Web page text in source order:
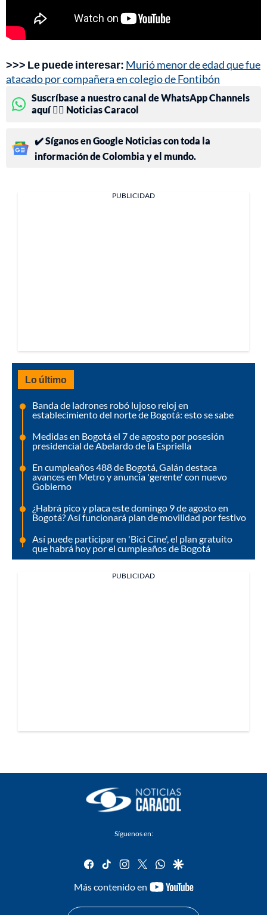
>>> Le puede interesar: Murió menor de edad que fue
atacado por compañera en colegio de Fontibón
Suscríbase a nuestro canal de WhatsApp Channels
aquí 👉🏻 Noticias Caracol
✔️ Síganos en Google Noticias con toda la
información de Colombia y el mundo.
PUBLICIDAD
Lo último
Banda de ladrones robó lujoso reloj en
establecimiento del norte de Bogotá: esto se sabe
Medidas en Bogotá el 7 de agosto por posesión
presidencial de Abelardo de la Espriella
En cumpleaños 488 de Bogotá, Galán destaca
avances en Metro y anuncia 'gerente' con nuevo
Gobierno
¿Habrá pico y placa este domingo 9 de agosto en
Bogotá? Así funcionará plan de movilidad por festivo
Así puede participar en 'Bici Cine', el plan gratuito
que habrá hoy por el cumpleaños de Bogotá
PUBLICIDAD
Síguenos en:
facebook
tiktok instagram
twitterwhatsapp
google
Más contenido en
youtube-